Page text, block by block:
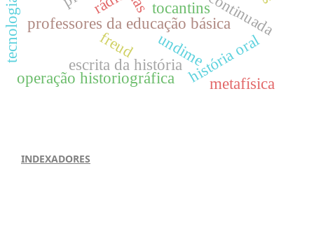
professores da educação básica
história oral
undime
tocantins
freud
escrita da história
operação historiográfica metafísica
INDEXADORES